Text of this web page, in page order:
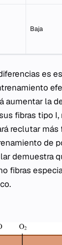
Baja
es
aumentar la
fibras tipo I,
reclutar más
de
demuestra
fibras